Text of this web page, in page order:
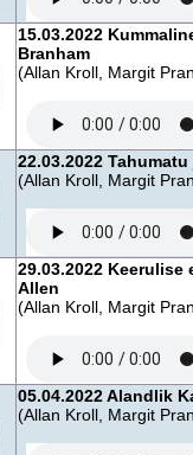
15.03.2022
Branham
(Allan Kroll, Margit
22.03.2022
(Allan Kroll, Margit
29.03.2022
Allen
(Allan Kroll, Margit
05.04.2022 Alandlik
(Allan Kroll, Margit